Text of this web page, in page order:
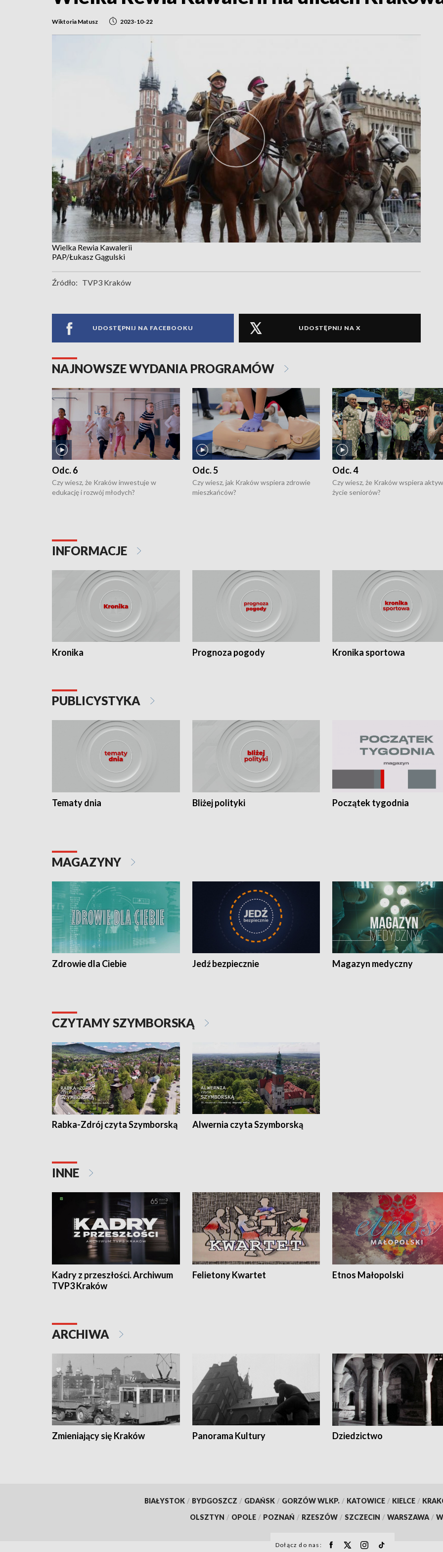
Wiktoria Matusz 2023-10-22
Wielka Rewia Kawalerii
PAP/Łukasz Gągulski
Źródło: TVP3 Kraków
UDOSTĘPNIJ NA FACEBOOKU UDOSTĘPNIJ NA X
NAJNOWSZE WYDANIA PROGRAMÓW
Odc. 6
Czy wiesz, że Kraków inwestuje w
edukację i rozwój młodych?
Odc. 5
Czy wiesz, jak Kraków wspiera zdrowie
mieszkańców?
Odc. 4
Czy wiesz, że Kraków wspiera
życie seniorów?
INFORMACJE
Kronika Prognoza pogody Kronika sportowa
PUBLICYSTYKA
Tematy dnia Bliżej polityki Początek tygodnia
MAGAZYNY
Zdrowie dla Ciebie Jedź bezpiecznie Magazyn medyczny
CZYTAMY SZYMBORSKĄ
Rabka-Zdrój czyta Szymborską Alwernia czyta Szymborską
INNE
Kadry z przeszłości. Archiwum
TVP3 Kraków
Felietony Kwartet Etnos Małopolski
ARCHIWA
Zmieniający się Kraków Panorama Kultury Dziedzictwo
BIAŁYSTOK / BYDGOSZCZ / GDAŃSK / GORZÓW WLKP. / KATOWICE / KIELCE /
OLSZTYN / OPOLE / POZNAŃ / RZESZÓW / SZCZECIN / WARSZAWA /
Dołącz do nas: